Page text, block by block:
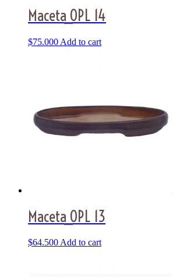
Maceta_OPL 14
$75.000 Add to cart
Maceta_OPL 13
$64.500 Add to cart